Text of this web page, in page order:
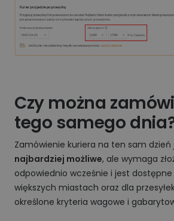
Czy można
tego samego
Zamówienie kuriera na ten sam dzień
najbardziej możliwe, ale wymaga
odpowiednio wcześnie i jest dostępne
większych miastach oraz dla
określone kryteria wagowe i